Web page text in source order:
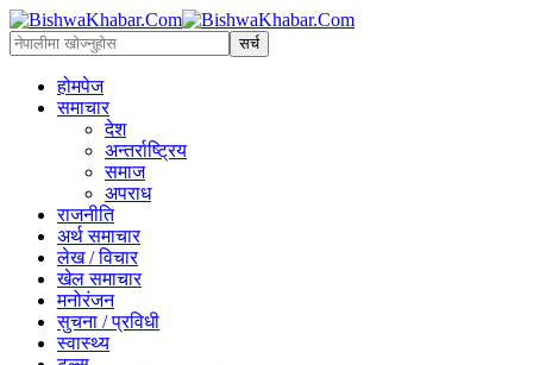
होमपेज
समाचार
देश
अन्तर्राष्ट्रिय
समाज
अपराध
राजनीति
अर्थ समाचार
लेख / विचार
खेल समाचार
मनोरंजन
सुचना / प्रविधी
स्वास्थ्य